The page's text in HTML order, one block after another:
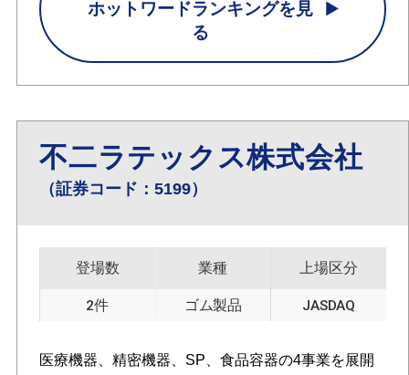
ホットワードランキングを見
る
不二ラテックス株式会社
（証券コード：5199）
登場数
2件
業種
ゴム製品
上場区分
JASDAQ
医療機器、精密機器、SP、食品容器の4事業を展開